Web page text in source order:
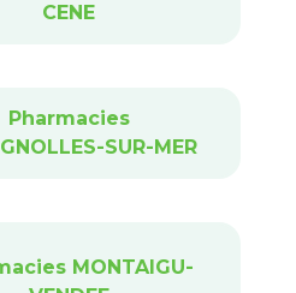
CENE
Pharmacies
SUR-MER
MONTAIGU-